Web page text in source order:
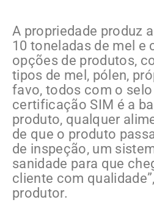
A propriedade produz
10 toneladas de mel e
opções de produtos,
tipos de mel, pólen,
favo, todos com o selo
certificação SIM é a
produto, qualquer
de que o produto
de inspeção, um
sanidade para que
cliente com
produtor.